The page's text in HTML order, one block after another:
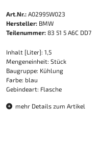
Art.Nr.: A02995W023
Hersteller: BMW
Teilenummer: 83 51 5 A6C DD7
Inhalt [Liter]: 1,5
Mengeneinheit: Stück
Baugruppe: Kühlung
Farbe: blau
Gebindeart: Flasche
mehr Details zum Artikel